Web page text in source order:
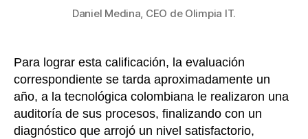
Daniel Medina, CEO de Olimpia IT.
Para lograr esta calificación, la evaluación
correspondiente se tarda aproximadamente un
año, a la tecnológica colombiana le realizaron una
auditoría de sus procesos, finalizando con un
diagnóstico que arrojó un nivel satisfactorio,